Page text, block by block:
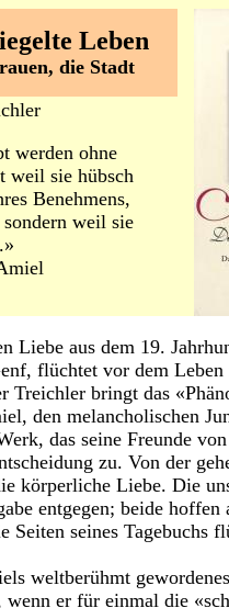
Leben
die Stadt
werden ohne
weil sie hübsch
Benehmens,
weil sie
Liebe aus dem 19.
flüchtet vor dem Leben
Treichler bringt das
den melancholischen
das seine Freunde
zu. Von der
körperliche Liebe. Die
entgegen; beide
seines Tagebuchs
weltberühmt
wenn er für einmal die